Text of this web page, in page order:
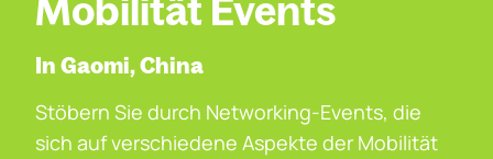
Mobilität Events
In Gaomi, China
Stöbern Sie durch Networking-Events, die
sich auf verschiedene Aspekte der Mobilität